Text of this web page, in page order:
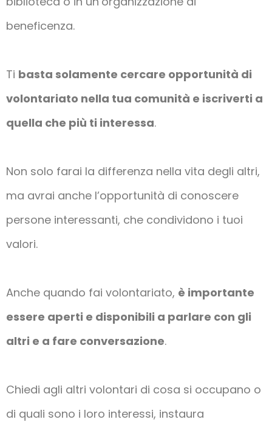
beneficenza.
Ti basta solamente cercare opportunità di
volontariato nella tua comunità e iscriverti a
quella che più ti interessa.
Non solo farai la differenza nella vita degli altri,
ma avrai anche l’opportunità di conoscere
persone interessanti, che condividono i tuoi
valori.
Anche quando fai volontariato, è importante
essere aperti e disponibili a parlare con gli
altri e a fare conversazione.
Chiedi agli altri volontari di cosa si occupano o
di quali sono i loro interessi, instaura